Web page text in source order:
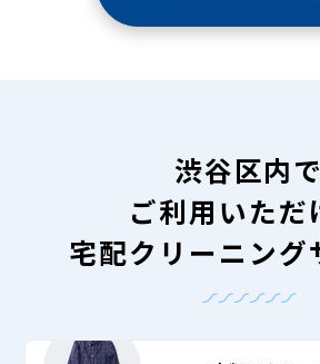
渋谷区内で
ご利用いただ
宅配クリーニング